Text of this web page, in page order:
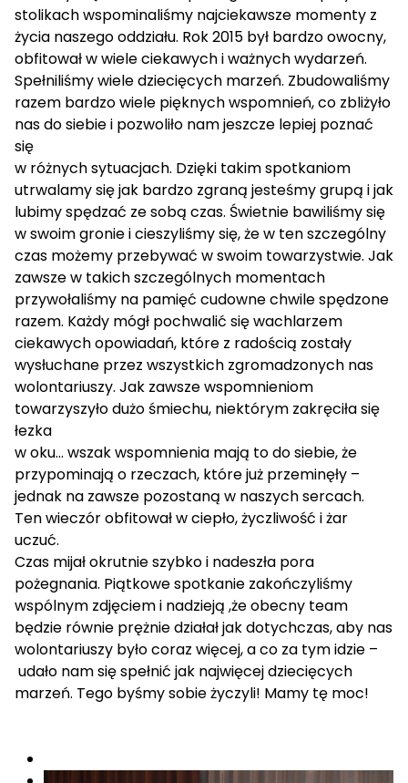
stolikach wspominaliśmy najciekawsze momenty z
życia naszego oddziału. Rok 2015 był bardzo owocny,
obfitował w wiele ciekawych i ważnych wydarzeń.
Spełniliśmy wiele dziecięcych marzeń. Zbudowaliśmy
razem bardzo wiele pięknych wspomnień, co zbliżyło
nas do siebie i pozwoliło nam jeszcze lepiej poznać
się
w różnych sytuacjach. Dzięki takim spotkaniom
utrwalamy się jak bardzo zgraną jesteśmy grupą i jak
lubimy spędzać ze sobą czas. Świetnie bawiliśmy się
w swoim gronie i cieszyliśmy się, że w ten szczególny
czas możemy przebywać w swoim towarzystwie. Jak
zawsze w takich szczególnych momentach
przywołaliśmy na pamięć cudowne chwile spędzone
razem. Każdy mógł pochwalić się wachlarzem
ciekawych opowiadań, które z radością zostały
wysłuchane przez wszystkich zgromadzonych nas
wolontariuszy. Jak zawsze wspomnieniom
towarzyszyło dużo śmiechu, niektórym zakręciła się
łezka
w oku… wszak wspomnienia mają to do siebie, że
przypominają o rzeczach, które już przeminęły –
jednak na zawsze pozostaną w naszych sercach.
Ten wieczór obfitował w ciepło, życzliwość i żar
uczuć.
Czas mijał okrutnie szybko i nadeszła pora
pożegnania. Piątkowe spotkanie zakończyliśmy
wspólnym zdjęciem i nadzieją ,że obecny team
będzie równie prężnie działał jak dotychczas, aby nas
wolontariuszy było coraz więcej, a co za tym idzie –
udało nam się spełnić jak najwięcej dziecięcych
marzeń. Tego byśmy sobie życzyli! Mamy tę moc!